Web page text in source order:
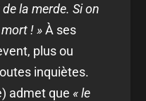
de la merde. Si on
! »À ses
plus ou
inquiètes.
admet que« le